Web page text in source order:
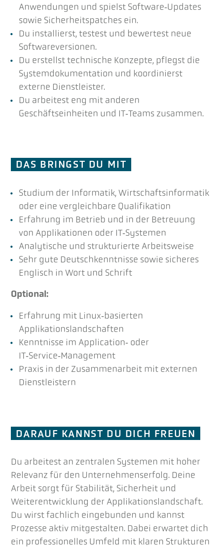
Anwendungen und spielst Software‑Updates
sowie Sicherheitspatches ein.
Du installierst, testest und bewertest neue
Softwareversionen.
Du erstellst technische Konzepte, pflegst die
Systemdokumentation und koordinierst
externe Dienstleister.
Du arbeitest eng mit anderen
Geschäftseinheiten und IT‑Teams zusammen.
DAS BRINGST DU MIT
Studium der Informatik, Wirtschaftsinformatik
oder eine vergleichbare Qualifikation
Erfahrung im Betrieb und in der Betreuung
von Applikationen oder IT‑Systemen
Analytische und strukturierte Arbeitsweise
Sehr gute Deutschkenntnisse sowie sicheres
Englisch in Wort und Schrift
Optional:
Erfahrung mit Linux‑basierten
Applikationslandschaften
Kenntnisse im Application‑ oder
IT‑Service‑Management
Praxis in der Zusammenarbeit mit externen
Dienstleistern
DARAUF KANNST DU DICH FREUEN
Du arbeitest an zentralen Systemen mit hoher
Relevanz für den Unternehmenserfolg. Deine
Arbeit sorgt für Stabilität, Sicherheit und
Weiterentwicklung der Applikationslandschaft.
Du wirst fachlich eingebunden und kannst
Prozesse aktiv mitgestalten. Dabei erwartet dich
ein professionelles Umfeld mit klaren Strukturen